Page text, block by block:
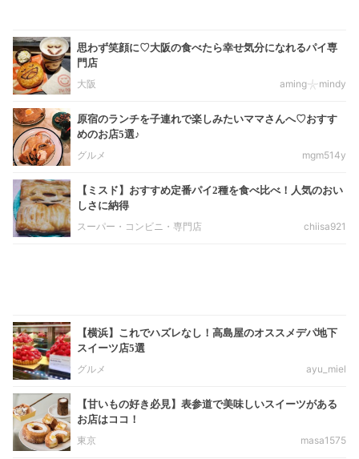
思わず笑顔に♡大阪の食べたら幸せ気分になれるパイ専
門店
大阪
aming𓇼mindy
原宿のランチを子連れで楽しみたいママさんへ♡おすす
めのお店5選♪
グルメ
mgm514y
【ミスド】おすすめ定番パイ2種を食べ比べ！人気のおい
しさに納得
スーパー・コンビニ・専門店
chiisa921
【横浜】これでハズレなし！高島屋のオススメデパ地下
スイーツ店5選
グルメ
ayu_miel
【甘いもの好き必見】表参道で美味しいスイーツがある
お店はココ！
東京
masa1575